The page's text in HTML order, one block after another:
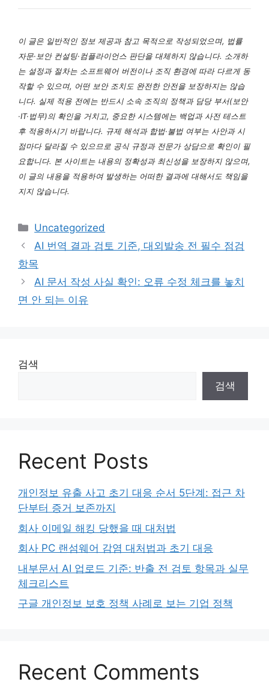
이 글은 일반적인 정보 제공과 참고 목적으로 작성되었으며, 법률
자문·보안 컨설팅·컴플라이언스 판단을 대체하지 않습니다. 소개하
는 설정과 절차는 소프트웨어 버전이나 조직 환경에 따라 다르게 동
작할 수 있으며, 어떤 보안 조치도 완전한 안전을 보장하지는 않습
니다. 실제 적용 전에는 반드시 소속 조직의 정책과 담당 부서(보안
·IT·법무)의 확인을 거치고, 중요한 시스템에는 백업과 사전 테스트
후 적용하시기 바랍니다. 규제 해석과 합법·불법 여부는 사안과 시
점마다 달라질 수 있으므로 공식 규정과 전문가 상담으로 확인이 필
요합니다. 본 사이트는 내용의 정확성과 최신성을 보장하지 않으며,
이 글의 내용을 적용하여 발생하는 어떠한 결과에 대해서도 책임을
지지 않습니다.
카
테
리
Uncategorized
AI 번역 결과 검토 기준, 대외발송 전 필수 점검
항목
AI 문서 작성 사실 확인: 오류 수정 체크를 놓치
면 안 되는 이유
검색
검색
Recent Posts
개인정보 유출 사고 초기 대응 순서 5단계: 접근 차
단부터 증거 보존까지
회사 이메일 해킹 당했을 때 대처법
회사 PC 랜섬웨어 감염 대처법과 초기 대응
내부문서 AI 업로드 기준: 반출 전 검토 항목과 실무
체크리스트
구글 개인정보 보호 정책 사례로 보는 기업 정책
Recent Comments